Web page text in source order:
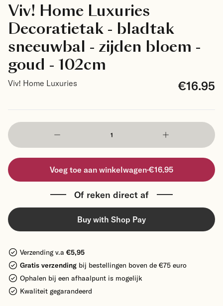
Viv! Home Luxuries
Decoratietak - bladtak
sneeuwbal - zijden bloem -
goud - 102cm
Viv! Home Luxuries €16.95
Voeg toe aan winkelwagen·€16.95
Of reken direct af
Buy with Shop Pay
Verzending v.a €5,95
Gratis verzending bij bestellingen boven de €75 euro
Ophalen bij een afhaalpunt is mogelijk
Kwaliteit gegarandeerd